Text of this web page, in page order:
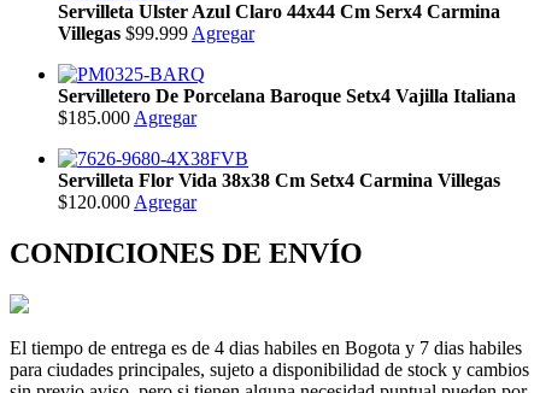
Servilleta Ulster Azul Claro 44x44 Cm Serx4 Carmina
Villegas $99.999 Agregar
Servilletero De Porcelana Baroque Setx4 Vajilla Italiana
$185.000 Agregar
Servilleta Flor Vida 38x38 Cm Setx4 Carmina Villegas
$120.000 Agregar
CONDICIONES DE ENVÍO
El tiempo de entrega es de 4 dias habiles en Bogota y 7 dias habiles
para ciudades principales, sujeto a disponibilidad de stock y cambios